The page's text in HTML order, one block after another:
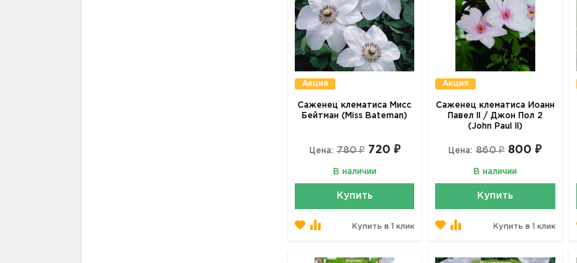
Акция
Саженец клематиса Мисс
Бейтман (Miss Bateman)
Цена: 780 ₽ 720 ₽
В наличии
Купить
Купить в 1 клик
Акция
Саженец клематиса Иоанн
Павел II / Джон Пол 2
(John Paul II)
Цена: 860 ₽ 800 ₽
В наличии
Купить
Купить в 1 клик